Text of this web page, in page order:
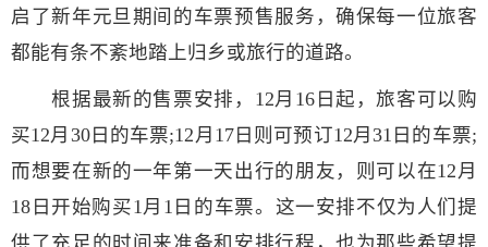
启了新年元旦期间的车票预售服务，确保每一位旅客
都能有条不紊地踏上归乡或旅行的道路。
根据最新的售票安排，12月16日起，旅客可以购
买12月30日的车票;12月17日则可预订12月31日的车票;
而想要在新的一年第一天出行的朋友，则可以在12月
18日开始购买1月1日的车票。这一安排不仅为人们提
供了充足的时间来准备和安排行程，也为那些希望提